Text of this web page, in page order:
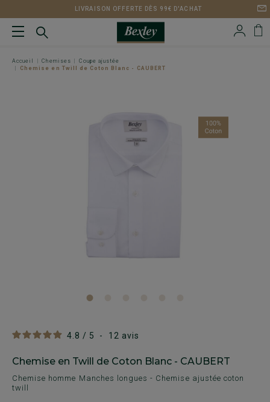
LIVRAISON OFFERTE DÈS 99€ D'ACHAT
Accueil Chemises
Coupe ajustée
Chemise en Twill de Coton Blanc - CAUBERT
4.8 / 5 - 12 avis
Chemise en Twill de Coton Blanc - CAUBERT
Chemise homme Manches longues - Chemise ajustée coton
twill